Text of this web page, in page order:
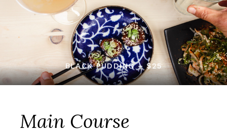
BLACK PUDDING – $25
Main Course